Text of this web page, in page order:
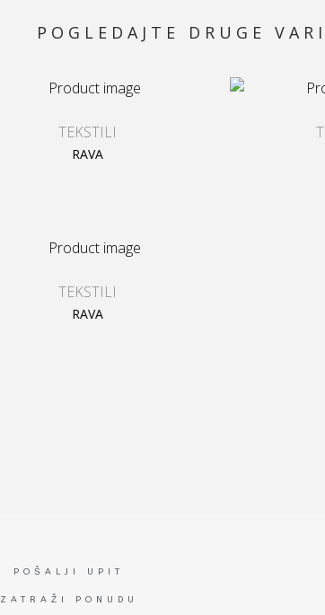
POGLEDAJTE DRUGE
TEKSTILI
RAVA
TEKSTILI
RAVA
POŠALJI UPIT
ZATRAŽI PONUDU